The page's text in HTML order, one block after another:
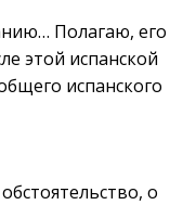
Полагаю, его
этой испанской
испанского
о